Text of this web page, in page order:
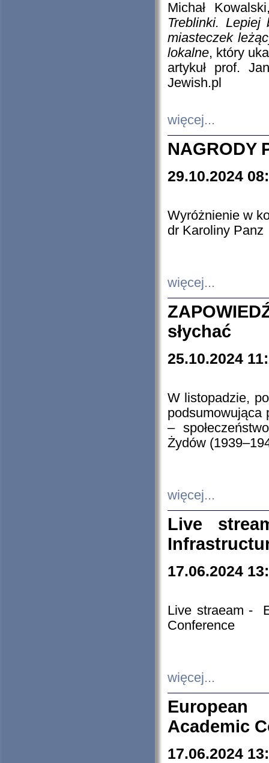
Michał
Treblinki. Lepiej
miasteczek
lokalne, który
artykuł prof.
Jewish.pl
więcej...
NAGRODY
29.10.2024
Wyróżnienie w
dr Karoliny Panz
więcej...
słychać
25.10.2024
W listopadzie,
podsumowująca
–
Żydów
więcej...
Live
17.06.2024
Live straeam -
Conference
więcej...
European
Academic
17.06.2024